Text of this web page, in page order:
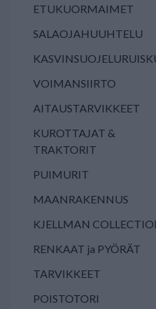
ETUKUORMAIMET
SALAOJAHUUHTELU
VOIMANSIIRTO
AITAUSTARVIKKEET
KUROTTAJAT &
TRAKTORIT
PUIMURIT
MAANRAKENNUS
KJELLMAN
RENKAAT ja PYÖRÄT
TARVIKKEET
POISTOTORI